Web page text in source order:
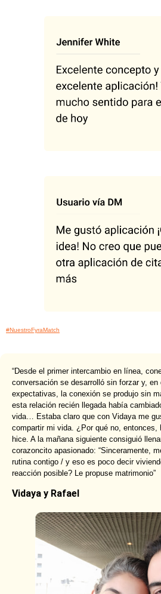
#NuestroFyraMatch
“Desde el primer intercambio en línea,
conversación se desarrolló sin forzar y, en
expectativas, la conexión se produjo sin
esta relación recién llegada había
vida… Estaba claro que con Vidaya me
compartir mi vida. ¿Por qué no, entonces,
hice. A la mañana siguiente consiguió
corazoncito apasionado: “Sinceramente,
rutina contigo / y eso es poco decir
reacción posible? Le propuse matrimonio”
Vidaya y Rafael